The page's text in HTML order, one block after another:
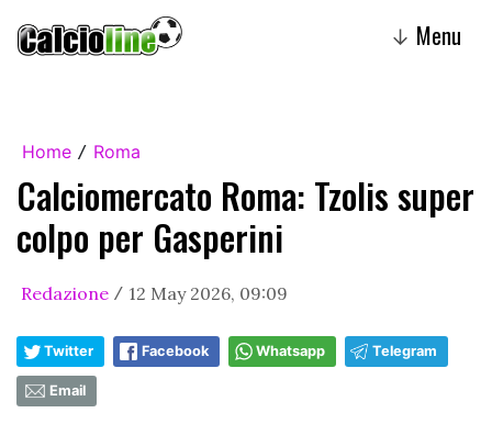
↓ Menu
Home / Roma
Calciomercato Roma: Tzolis super
colpo per Gasperini
Redazione / 12 May 2026, 09:09
Twitter Facebook Whatsapp Telegram
Email